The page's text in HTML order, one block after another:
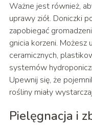
Ważne jest również,
uprawy ziół. Doniczki
zapobiegać
gnicia korzeni. Możesz
ceramicznych,
systemów
Upewnij się, że
rośliny miały
Pielęgnacja i